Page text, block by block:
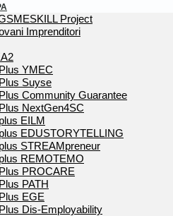
Project
Imprenditori
YMEC
Suyse
Community Guarantee
NextGen4SC
EILM
EDUSTORYTELLING
STREAMpreneur
REMOTEMO
PROCARE
PATH
EGE
Dis-Employability